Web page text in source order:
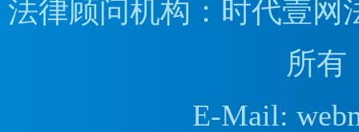
法律顾问机构：时代壹
所有
E-Mail: